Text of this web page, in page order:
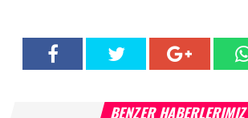
BENZER HABERLERIMIZ